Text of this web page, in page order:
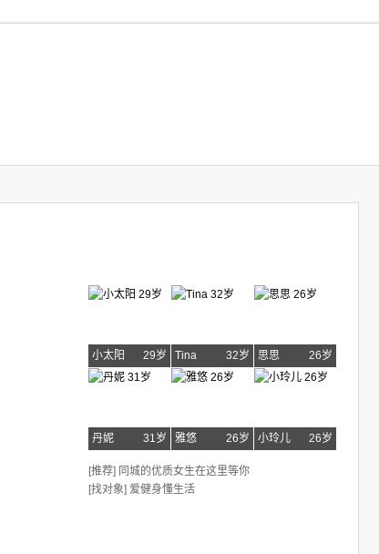
小太阳 29岁 Tina 32岁 思思 26岁
丹妮 31岁 雅悠 26岁 小玲儿 26岁
[推荐] 同城的优质女生在这里等你
[找对象] 爱健身懂生活